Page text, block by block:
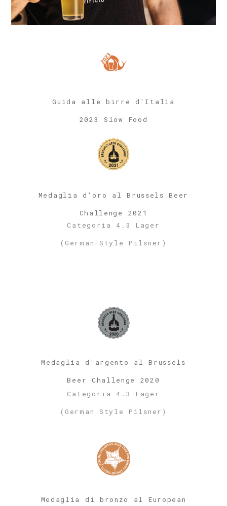
Guida alle birre d'Italia
2023 Slow Food
Medaglia d'oro al Brussels Beer
Challenge 2021
Categoria 4.3 Lager
(German-Style Pilsner)
Medaglia d'argento al Brussels
Beer Challenge 2020
Categoria 4.3 Lager
(German Style Pilsner)
Medaglia di bronzo al European